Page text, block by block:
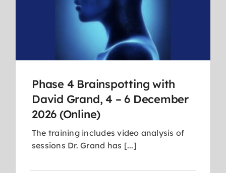
Phase 4 Brainspotting with
David Grand, 4 – 6 December
2026 (Online)
The training includes video analysis of
sessions Dr. Grand has [...]